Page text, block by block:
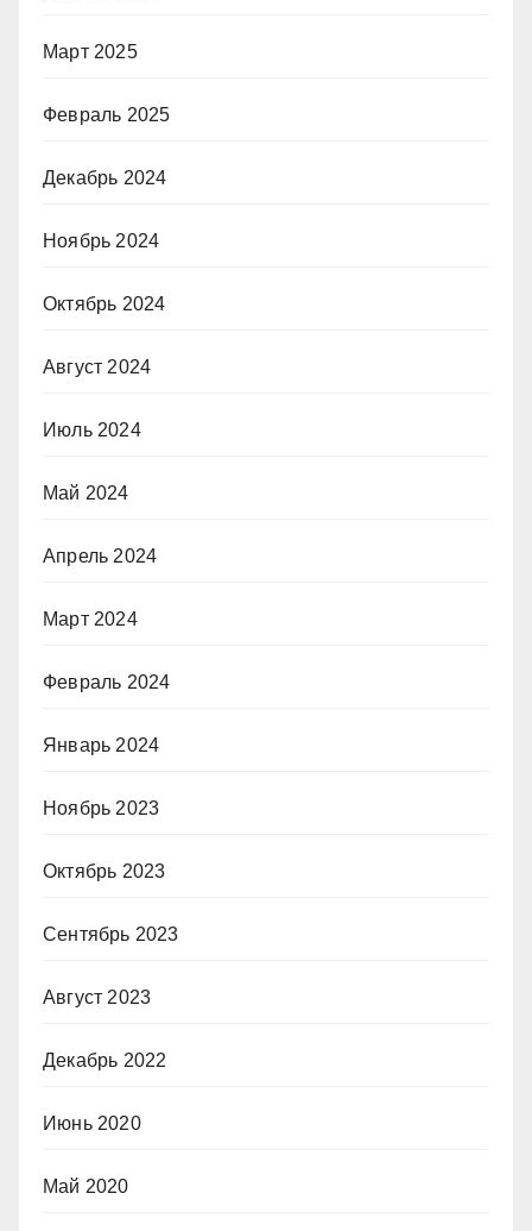
Март 2025
Февраль 2025
Декабрь 2024
Ноябрь 2024
Октябрь 2024
Август 2024
Июль 2024
Май 2024
Апрель 2024
Март 2024
Февраль 2024
Январь 2024
Ноябрь 2023
Октябрь 2023
Сентябрь 2023
Август 2023
Декабрь 2022
Июнь 2020
Май 2020